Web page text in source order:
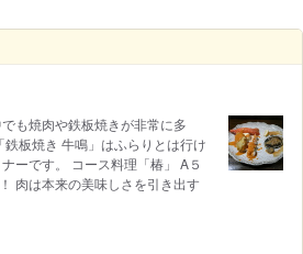
も焼肉や鉄板焼きが非常に多
板焼き 牛鳴」はふらりとは行け
ーです。 コース料理「椿」 A５
肉は本来の美味しさを引き出す